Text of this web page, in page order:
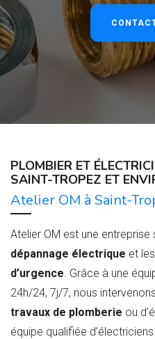
PLOMBIER ET
SAINT-TROPEZ ET
Atelier OM à Saint-
Atelier OM est une entreprise
dépannage électrique et
d’urgence. Grâce à une
24h/24, 7j/7, nous
travaux de plomberie ou
équipe qualifiée